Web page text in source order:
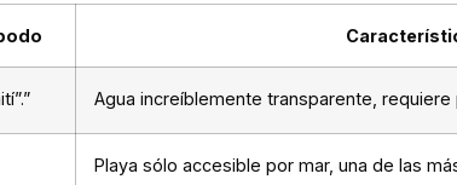
Agua increíblemente transparente, requiere
Playa sólo accesible por mar, una de las